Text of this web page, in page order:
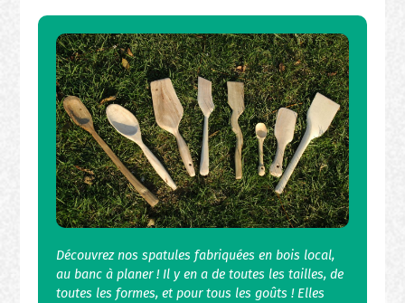
Découvrez nos spatules fabriquées en bois local,
au banc à planer ! Il y en a de toutes les tailles, de
toutes les formes, et pour tous les goûts ! Elles